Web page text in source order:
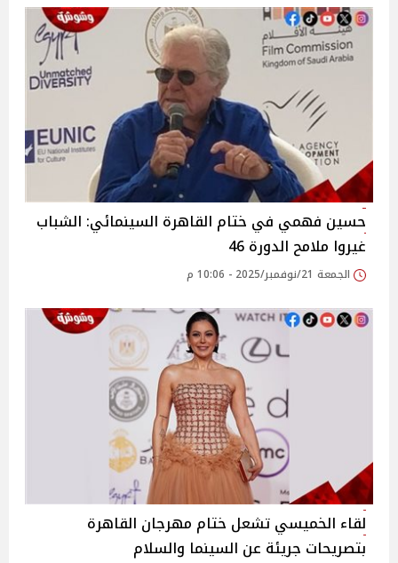
حسين فهمي في ختام القاهرة السينمائي: الشباب
غيروا ملامح الدورة 46
الجمعة 21/نوفمبر/2025 - 10:06 م
لقاء الخميسي تشعل ختام مهرجان القاهرة
بتصريحات جريئة عن السينما والسلام